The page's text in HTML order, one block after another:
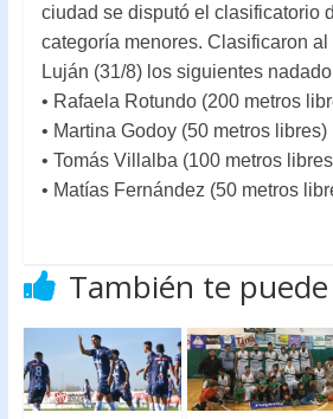
ciudad se disputó el clasificatorio
categoría menores. Clasificaron
Luján (31/8) los siguientes
• Rafaela Rotundo (200 metros
• Martina Godoy (50 metros libres)
• Tomás Villalba (100 metros
• Matías Fernández (50 metros
También te